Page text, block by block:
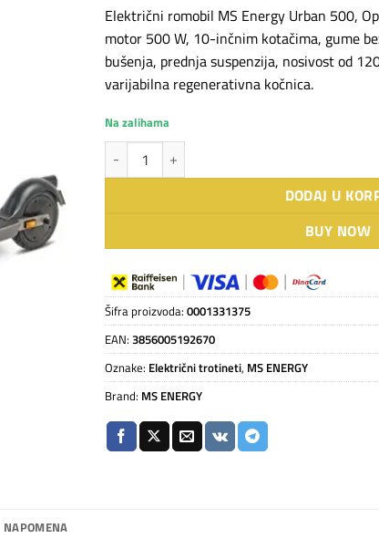
Električni romobil MS Energy Urban 500,
motor 500 W, 10-inčnim kotačima, gume
bušenja, prednja suspenzija, nosivost od
varijabilna regenerativna kočnica.
Na zalihama
MS ENERGY E-ROMOBIL URBAN 500 količina
DODAJ U
BUY NOW
Šifra proizvoda:0001331375
EAN:3856005192670
Oznake: Električni trotineti, MS ENERGY
Brand: MS ENERGY
NAPOMENA